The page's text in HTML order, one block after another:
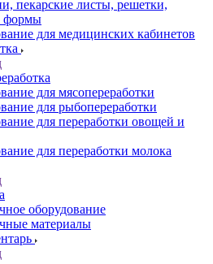
пекарские листы, решетки,
формы
для медицинских кабинетов
для мясопереработки
для рыбопереработки
для переработки овощей и
для переработки молока
оборудование
материалы